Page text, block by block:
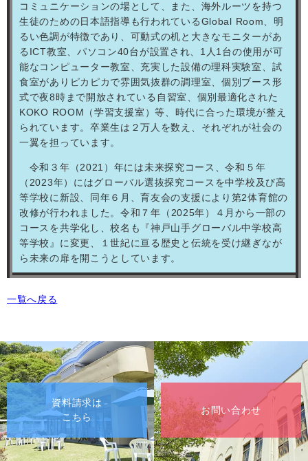
コミュニケーションの場として、また、海外ルーツを持つ
生徒のための日本語指導も行われているGlobal Room、明
るい色調が特徴であり、可動式の机と大きなモニターがあ
る ICT教室、パソコン40台が設置され、 1 人1台の使用が可
能なコンピューター教室、充実した設備の理科実験室、試
食室がありピカピカで雰囲気抜群の調理室、個別ブース形
式で夜8時まで開放されている自習室、個別最適化された
KOKO ROOM （学習支援室）等、時代に合った環境が整え
られています。卒業生は２万人を数え、それぞれが社会の
一翼を担っています。
令和３年（2021 ）年には未来探究コース、令和５年
（2023年）にはグローバル選抜探究コースを中学校及び高
等学校に新設、同年６月、育友会の支援により第2体育館の
改修が行われました。令和７年（2025年）４月から一部の
コースを共学化し、校名も『神戸山手グローバル中学校高
等学校』に変更、１世紀に亘る歴史と伝統を受け継ぎなが
ら未来の扉を開こうとしています。
一覧へ戻る
資料請求は
こちら
お問い合わせ